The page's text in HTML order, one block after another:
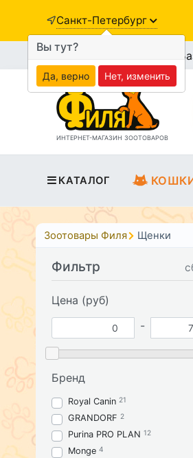
Санкт-Петербург
ИНТЕРНЕТ-МАГАЗИН ЗООТОВАРОВ
КАТАЛОГ
Зоотовары Филя Щенки
Фильтр
Цена (руб)
-
Бренд
Royal Canin 21
GRANDORF 2
Purina PRO PLAN 12
Monge 4
Вы тут?
Да, верно Нет, изменить